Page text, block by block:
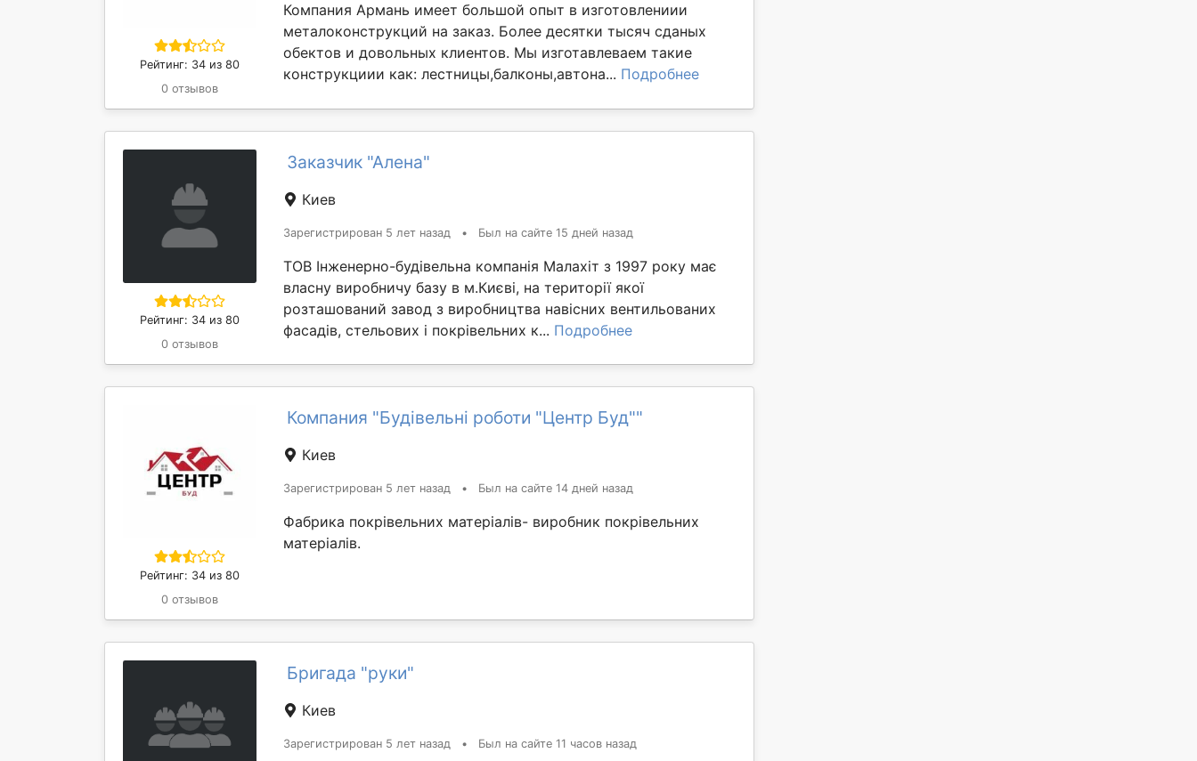
Рейтинг: 34 из 80
0 отзывов
Компания Армань имеет большой опыт в изготовлениии
металоконструкций на заказ. Более десятки тысяч сданых
обектов и довольных клиентов. Мы изготавлеваем такие
конструкциии как: лестницы,балконы,автона... Подробнее
Рейтинг: 34 из 80
0 отзывов
Заказчик "Алена"
Киев
Зарегистрирован 5 лет назад • Был на сайте 15 дней назад
ТОВ Інженерно-будівельна компанія Малахіт з 1997 року має
власну виробничу базу в м.Києві, на території якої
розташований завод з виробництва навісних вентильованих
фасадів, стельових і покрівельних к... Подробнее
Рейтинг: 34 из 80
0 отзывов
Компания "Будівельні роботи "Центр Буд""
Киев
Зарегистрирован 5 лет назад • Был на сайте 14 дней назад
Фабрика покрівельних матеріалів- виробник покрівельних
матеріалів.
Бригада "руки"
Киев
Зарегистрирован 5 лет назад • Был на сайте 11 часов назад